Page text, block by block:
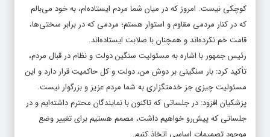
کوچکی نیست. امروز که در میان شما مردم ایستاده‌ام، به خود می‌بالم
که در کنار مردمی مقاوم و استوار هستم؛ مردمی که در برابر سختی‌ها،
قامت خم نکرده‌اند و همچنان با صلابت ایستاده‌اند.
رئیس جمهور با اشاره به مسئولیت سنگین دولت و نظام در قبال مردم،
تأکید کرد: بار سنگینی بر دوش من، دولت و کل حاکمیت قرار دارد و این
مسئولیت چیزی جز خدمتگزاری به شما مردم عزیز و بزرگوار نیست.
پزشکیان افزود: در جلساتی که تاکنون با نمایندگان محترم داشته‌ایم و در
جلساتی که پیش‌رو خواهیم داشت، مصمم هستیم برای تغییر وضع
موجود تصمیمات اساسی اتخاذ کنیم.